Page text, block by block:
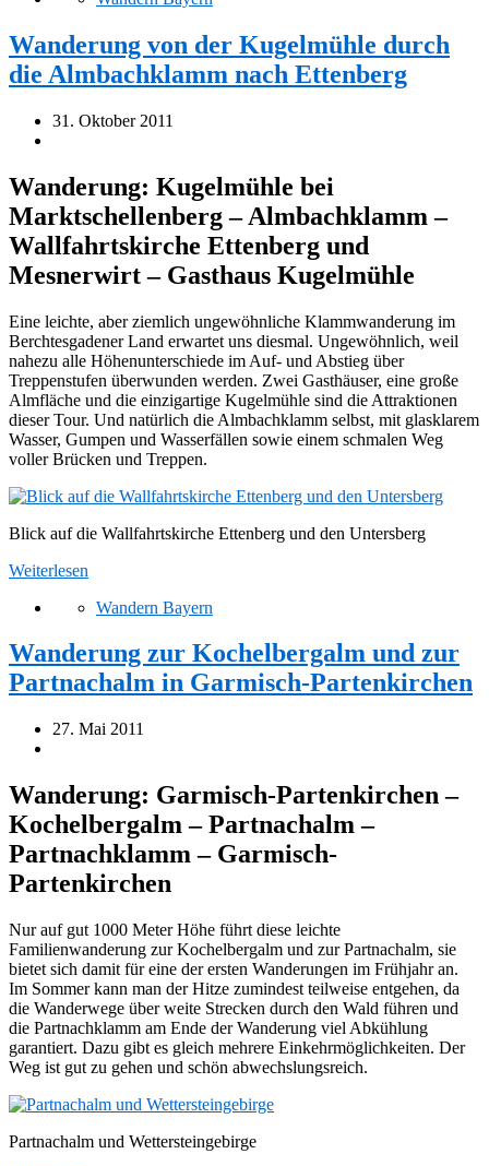
Wanderung von der Kugelmühle durch
die Almbachklamm nach Ettenberg
31. Oktober 2011
Wanderung: Kugelmühle bei
Marktschellenberg – Almbachklamm –
Wallfahrtskirche Ettenberg und
Mesnerwirt – Gasthaus Kugelmühle
Eine leichte, aber ziemlich ungewöhnliche Klammwanderung im
Berchtesgadener Land erwartet uns diesmal. Ungewöhnlich, weil
nahezu alle Höhenunterschiede im Auf- und Abstieg über
Treppenstufen überwunden werden. Zwei Gasthäuser, eine große
Almfläche und die einzigartige Kugelmühle sind die Attraktionen
dieser Tour. Und natürlich die Almbachklamm selbst, mit glasklarem
Wasser, Gumpen und Wasserfällen sowie einem schmalen Weg
voller Brücken und Treppen.
Blick auf die Wallfahrtskirche Ettenberg und den Untersberg
Weiterlesen
Wandern Bayern
Wanderung zur Kochelbergalm und zur
Partnachalm in Garmisch-Partenkirchen
27. Mai 2011
Wanderung: Garmisch-Partenkirchen –
Kochelbergalm – Partnachalm –
Partnachklamm – Garmisch-
Partenkirchen
Nur auf gut 1000 Meter Höhe führt diese leichte
Familienwanderung zur Kochelbergalm und zur Partnachalm, sie
bietet sich damit für eine der ersten Wanderungen im Frühjahr an.
Im Sommer kann man der Hitze zumindest teilweise entgehen, da
die Wanderwege über weite Strecken durch den Wald führen und
die Partnachklamm am Ende der Wanderung viel Abkühlung
garantiert. Dazu gibt es gleich mehrere Einkehrmöglichkeiten. Der
Weg ist gut zu gehen und schön abwechslungsreich.
Partnachalm und Wettersteingebirge